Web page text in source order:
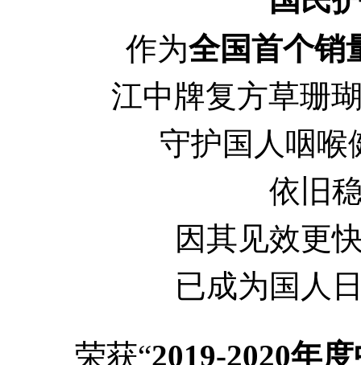
作为全国首个销
江中牌复方草珊
守护国人咽喉
依旧
因其见效更
已成为国人
荣获“2019-2020年